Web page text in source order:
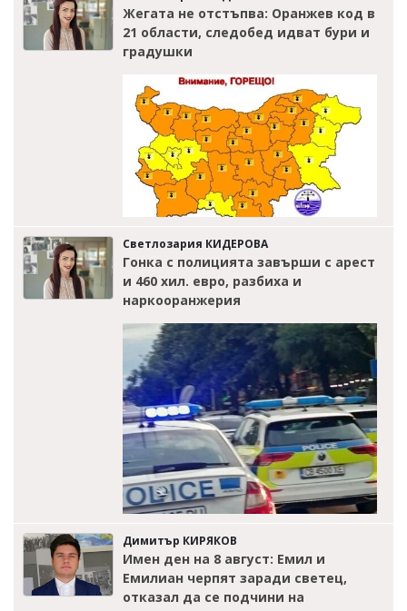
Жегата не отстъпва: Оранжев код в
21 области, следобед идват бури и
градушки
Светлозария КИДЕРОВА
Гонка с полицията завърши с арест
и 460 хил. евро, разбиха и
наркооранжерия
Димитър КИРЯКОВ
Имен ден на 8 август: Емил и
Емилиан черпят заради светец,
отказал да се подчини на